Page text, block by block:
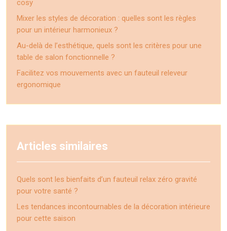
cosy
Mixer les styles de décoration : quelles sont les règles
pour un intérieur harmonieux ?
Au-delà de l’esthétique, quels sont les critères pour une
table de salon fonctionnelle ?
Facilitez vos mouvements avec un fauteuil releveur
ergonomique
Articles similaires
Quels sont les bienfaits d’un fauteuil relax zéro gravité
pour votre santé ?
Les tendances incontournables de la décoration intérieure
pour cette saison